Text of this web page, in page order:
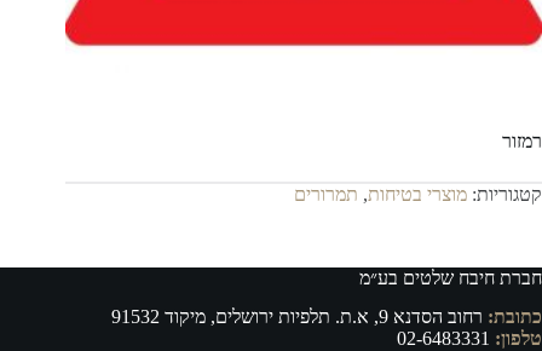
רמזור
קטגוריות: מוצרי בטיחות, תמרורים
חברת חיבח שלטים בע״מ
כתובת: רחוב הסדנא 9, א.ת. תלפיות ירושלים, מיקוד 91532
טלפון: 02-6483331